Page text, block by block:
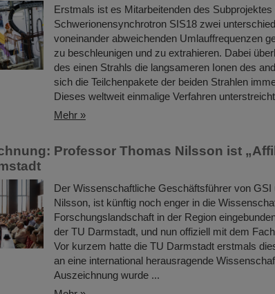
Erstmals ist es Mitarbeitenden des
Schwerionensynchrotron SIS18 zwei
voneinander abweichenden Umlauffrequenzen
zu beschleunigen und zu extrahieren. Dabei
des einen Strahls die langsameren Ionen des
sich die Teilchenpakete der beiden Strahlen
Dieses weltweit einmalige Verfahren
Mehr »
Professor Thomas Nilsson ist
Der Wissenschaftliche Geschäftsführer von
Nilsson, ist künftig noch enger in die
Forschungslandschaft in der Region
der TU Darmstadt, und nun offiziell mit dem
Vor kurzem hatte die TU Darmstadt erstmals
an eine international herausragende
Auszeichnung wurde ...